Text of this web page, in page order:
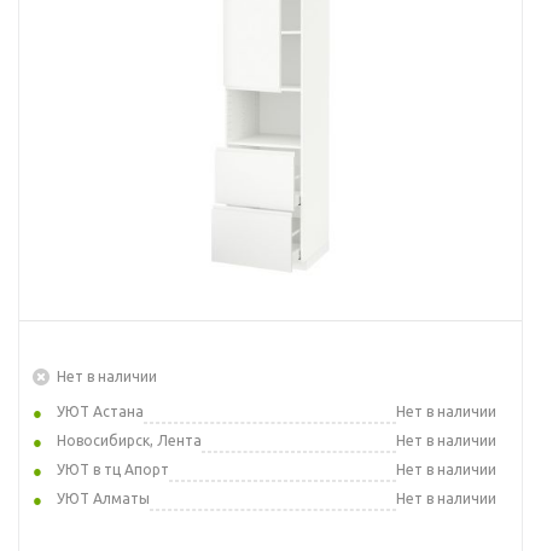
Нет в наличии
УЮТ Астана
Нет в наличии
Новосибирск, Лента
Нет в наличии
УЮТ в тц Апорт
Нет в наличии
УЮТ Алматы
Нет в наличии